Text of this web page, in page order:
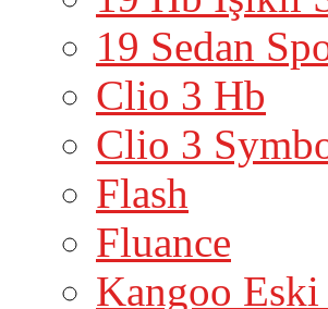
19 Sedan
Clio 3 Hb
Clio 3
Flash
Fluance
Kangoo Eski